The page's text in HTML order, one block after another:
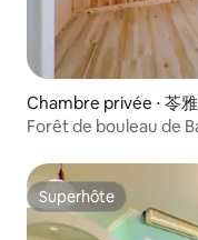
Chambre privée ⋅ 苓
Forêt de bouleau de
Superhôte
Superhôte